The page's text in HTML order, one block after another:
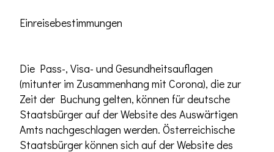
Einreisebestimmungen
Die Pass-, Visa- und Gesundheitsauflagen
(mitunter im Zusammenhang mit Corona), die zur
Zeit der Buchung gelten, können für deutsche
Staatsbürger auf der Website des Auswärtigen
Amts nachgeschlagen werden. Österreichische
Staatsbürger können sich auf der Website des